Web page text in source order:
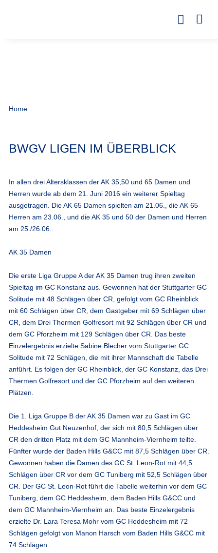
Home
BWGV LIGEN IM ÜBERBLICK
In allen drei Altersklassen der AK 35,50 und 65 Damen und
Herren wurde ab dem 21. Juni 2016 ein weiterer Spieltag
ausgetragen. Die AK 65 Damen spielten am 21.06., die AK 65
Herren am 23.06., und die AK 35 und 50 der Damen und Herren
am 25./26.06..
AK 35 Damen
Die erste Liga Gruppe A der AK 35 Damen trug ihren zweiten
Spieltag im GC Konstanz aus. Gewonnen hat der Stuttgarter GC
Solitude mit 48 Schlägen über CR, gefolgt vom GC Rheinblick
mit 60 Schlägen über CR, dem Gastgeber mit 69 Schlägen über
CR, dem Drei Thermen Golfresort mit 92 Schlägen über CR und
dem GC Pforzheim mit 129 Schlägen über CR. Das beste
Einzelergebnis erzielte Sabine Blecher vom Stuttgarter GC
Solitude mit 72 Schlägen, die mit ihrer Mannschaft die Tabelle
anführt. Es folgen der GC Rheinblick, der GC Konstanz, das Drei
Thermen Golfresort und der GC Pforzheim auf den weiteren
Plätzen.
Die 1. Liga Gruppe B der AK 35 Damen war zu Gast im GC
Heddesheim Gut Neuzenhof, der sich mit 80,5 Schlägen über
CR den dritten Platz mit dem GC Mannheim-Viernheim teilte.
Fünfter wurde der Baden Hills G&CC mit 87,5 Schlägen über CR.
Gewonnen haben die Damen des GC St. Leon-Rot mit 44,5
Schlägen über CR vor dem GC Tuniberg mit 52,5 Schlägen über
CR. Der GC St. Leon-Rot führt die Tabelle weiterhin vor dem GC
Tuniberg, dem GC Heddesheim, dem Baden Hills G&CC und
dem GC Mannheim-Viernheim an. Das beste Einzelergebnis
erzielte Dr. Lara Teresa Mohr vom GC Heddesheim mit 72
Schlägen gefolgt von Manon Harsch vom Baden Hills G&CC mit
74 Schlägen.